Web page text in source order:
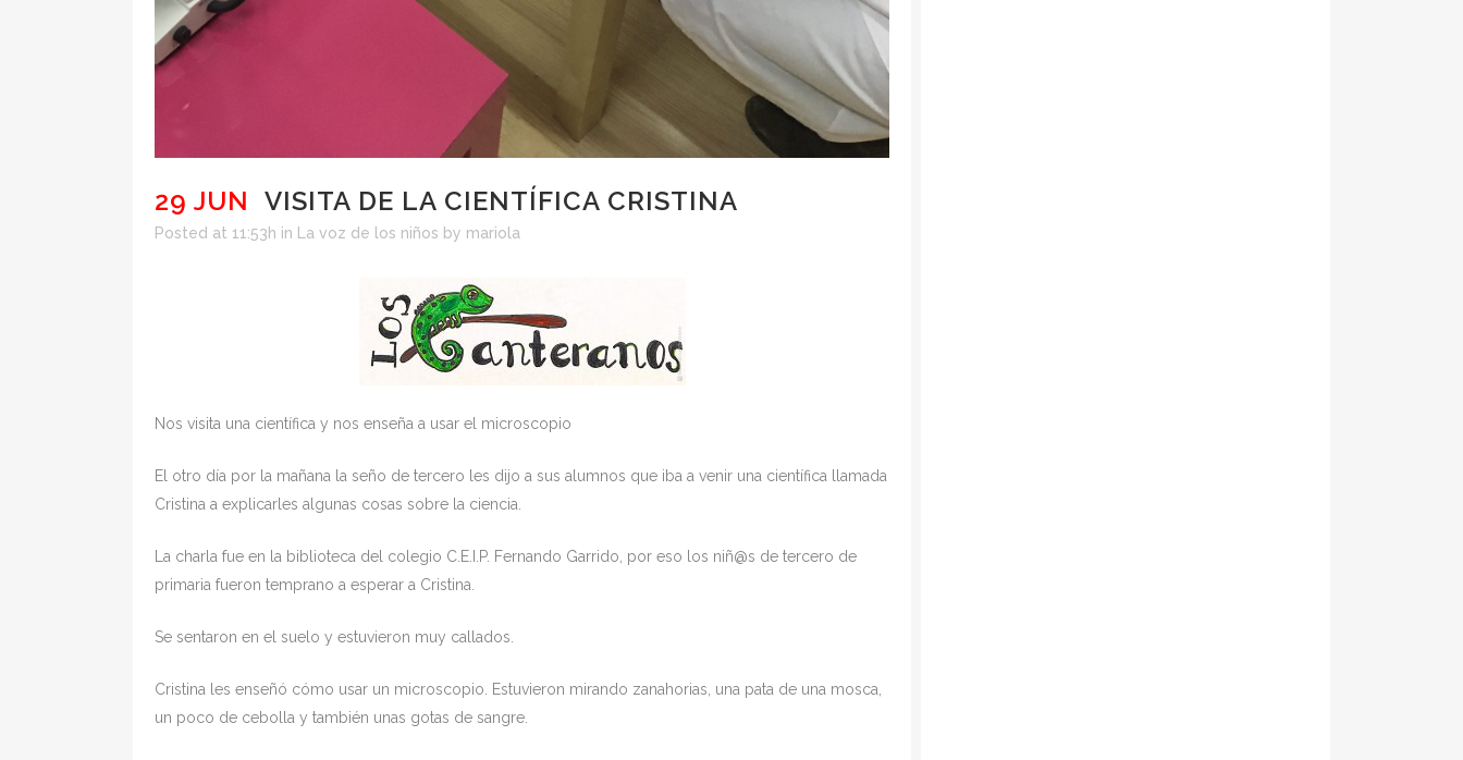
29 JUN VISITA DE LA CIENTÍFICA CRISTINA
Posted at 11:53h in La voz de los niños by mariola
Nos visita una científica y nos enseña a usar el microscopio
El otro día por la mañana la seño de tercero les dijo a sus alumnos que iba a venir una científica llamada
Cristina a explicarles algunas cosas sobre la ciencia.
La charla fue en la biblioteca del colegio C.E.I.P. Fernando Garrido, por eso los niñ@s de tercero de
primaria fueron temprano a esperar a Cristina.
Se sentaron en el suelo y estuvieron muy callados.
Cristina les enseñó cómo usar un microscopio. Estuvieron mirando zanahorias, una pata de una mosca,
un poco de cebolla y también unas gotas de sangre.